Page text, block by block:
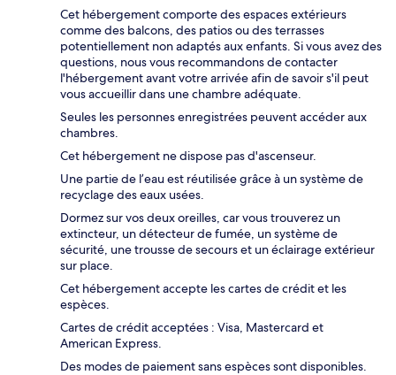
Cet hébergement comporte des espaces extérieurs
comme des balcons, des patios ou des terrasses
potentiellement non adaptés aux enfants. Si vous avez des
questions, nous vous recommandons de contacter
l'hébergement avant votre arrivée afin de savoir s'il peut
vous accueillir dans une chambre adéquate.
Seules les personnes enregistrées peuvent accéder aux
chambres.
Cet hébergement ne dispose pas d'ascenseur.
Une partie de l’eau est réutilisée grâce à un système de
recyclage des eaux usées.
Dormez sur vos deux oreilles, car vous trouverez un
extincteur, un détecteur de fumée, un système de
sécurité, une trousse de secours et un éclairage extérieur
sur place.
Cet hébergement accepte les cartes de crédit et les
espèces.
Cartes de crédit acceptées : Visa, Mastercard et
American Express.
Des modes de paiement sans espèces sont disponibles.